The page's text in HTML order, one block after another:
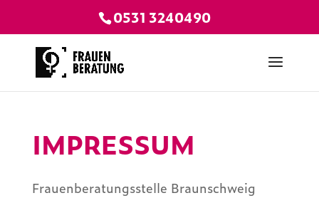
0531 3240490
IMPRES­SUM
Frau­en­be­ra­tungs­stelle Braun­schweig